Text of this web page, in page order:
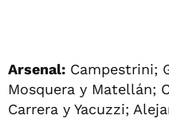
Arsenal: Campestrini;
Mosquera y Matellán;
Carrera y Yacuzzi;